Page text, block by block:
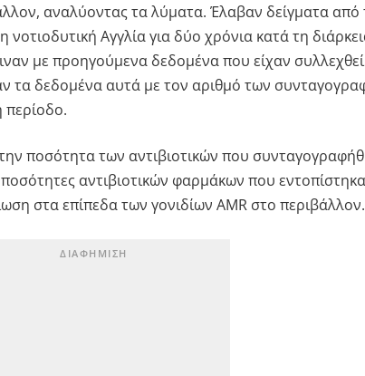
αναλύοντας τα λύματα. Έλαβαν δείγματα από
Αγγλία για δύο χρόνια κατά τη
με προηγούμενα δεδομένα που είχαν
τα δεδομένα αυτά με τον αριθμό των
περίοδο.
ποσότητα των αντιβιοτικών που
αντιβιοτικών φαρμάκων που
στα επίπεδα των γονιδίων AMR στο περιβάλλον.